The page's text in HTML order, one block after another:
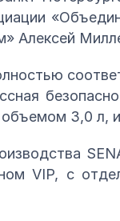
Алексей
объемом 3,0 л,
VIP, с